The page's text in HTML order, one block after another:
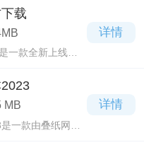
款游戏中，玩家
而且里面的每一
载
一款全新上线的
，都是玩家们比
以重温三国历史
详情
MB
一款由叠纸网络
详情